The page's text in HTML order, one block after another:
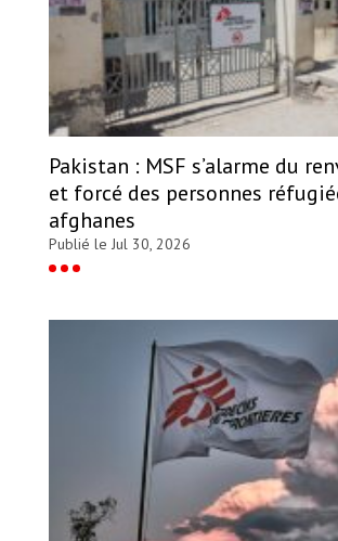
Pakistan : MSF s’alarme du
et forcé des personnes
afghanes
Publié le Jul 30, 2026